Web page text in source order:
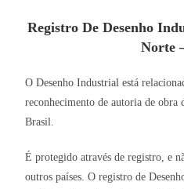
Registro De Desenho
Norte
O Desenho Industrial está
reconhecimento de autoria de obra
Brasil.
É protegido através de registro, e
outros países. O registro de